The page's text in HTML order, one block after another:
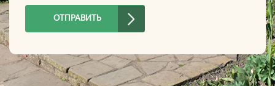
Вопрос*
ОТПРАВИТЬ